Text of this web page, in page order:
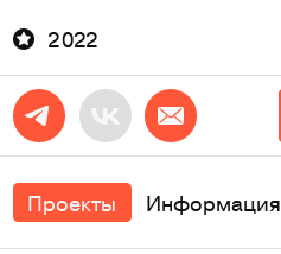
2 022
Проекты Информация